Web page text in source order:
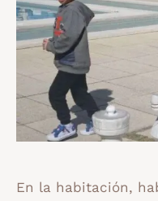
En la habitación,